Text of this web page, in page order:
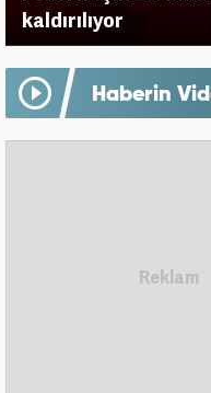
kaldırılıyor
Haberin